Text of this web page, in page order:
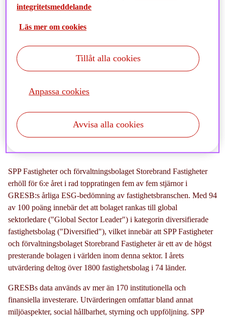
GRESB (Global Real Estate Sustainability Benchmark)
har i sin årliga, globala utvärdering ur ett
hållbarhetsperspektiv rankat SPP Fastigheter och
förvaltningsbolaget Storebrand Fastigheter till global
sektorledare ("Global Sector Leader") i kategorin
diversifierade fastighetsbolag ("Diversified").
Utmärkelsen ges till fastighetsbolag och fonder som har
visat ett enastående hållbarhetsarbete.
SPP Fastigheter och förvaltningsbolaget Storebrand Fastigheter
erhöll för 6:e året i rad toppratingen fem av fem stjärnor i
GRESB:s årliga ESG-bedömning av fastighetsbranschen. Med 94
av 100 poäng innebär det att bolaget rankas till global
sektorledare ("Global Sector Leader") i kategorin diversifierade
fastighetsbolag ("Diversified"), vilket innebär att SPP Fastigheter
och förvaltningsbolaget Storebrand Fastigheter är ett av de högst
presterande bolagen i världen inom denna sektor. I årets
utvärdering deltog över 1800 fastighetsbolag i 74 länder.
GRESBs data används av mer än 170 institutionella och
finansiella investerare. Utvärderingen omfattar bland annat
miljöaspekter, social hållbarhet, styrning och uppföljning. SPP
integritetsmeddelande
Läs mer om cookies
Anpassa cookies
Avvisa alla cookies
Tillåt alla cookies